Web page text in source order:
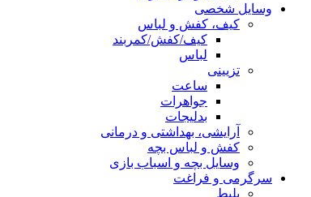
وسایل شخصی
کیف، کفش و لباس
کیف/کفش/کمربند
لباس
تزیینی
ساعت
جواهرات
بدلیجات
آرایشی، بهداشتی و درمانی
کفش و لباس بچه
وسایل بچه و اسباب بازی
سرگرمی و فراغت
بلیط